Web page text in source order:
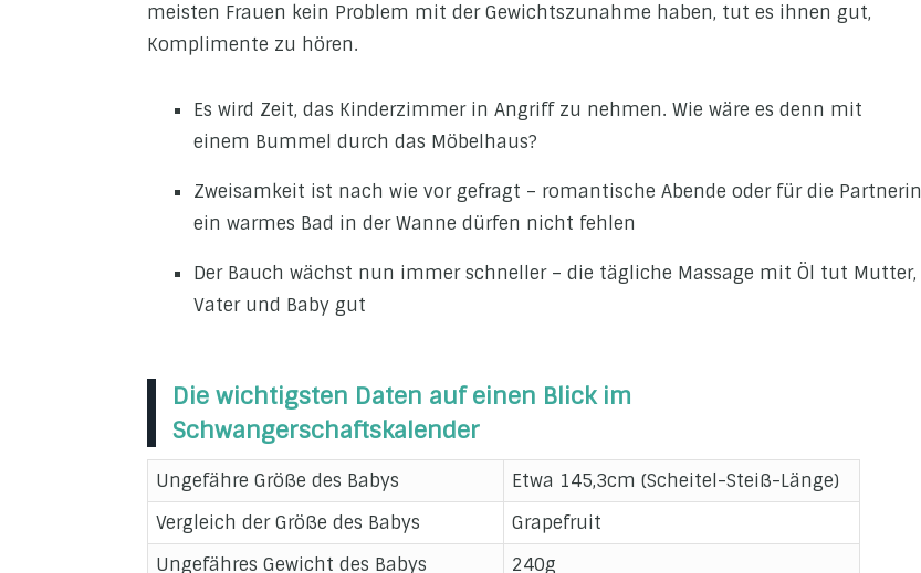
meisten Frauen kein Problem mit der Gewichtszunahme haben, tut es ihnen gut,
Komplimente zu hören.
Es wird Zeit, das Kinderzimmer in Angriff zu nehmen. Wie wäre es denn mit
einem Bummel durch das Möbelhaus?
Zweisamkeit ist nach wie vor gefragt – romantische Abende oder für die Partnerin
ein warmes Bad in der Wanne dürfen nicht fehlen
Der Bauch wächst nun immer schneller – die tägliche Massage mit Öl tut Mutter,
Vater und Baby gut
Die wichtigsten Daten auf einen Blick im
Schwangerschaftskalender
Ungefähre Größe des Babys
Etwa 145,3cm (Scheitel-Steiß-Länge)
Vergleich der Größe des Babys
Grapefruit
Ungefähres Gewicht des Babys
240g